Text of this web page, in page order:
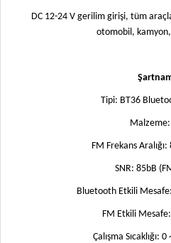
DC 12-24 V gerilim girişi, tüm
otomobil,
Tipi: BT36
Malzeme:
FM Frekans
SNR: 85bB
Bluetooth Etkili
FM Etkili
Çalışma Sıcaklığı: